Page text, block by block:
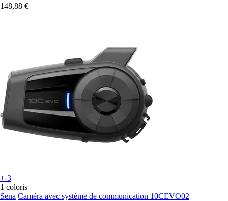
148,88 €
+-3
1 coloris
Sena Caméra avec système de communication 10CEVO02